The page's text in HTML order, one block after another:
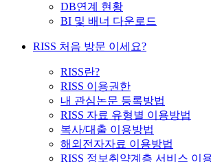
DB연계 현황
BI 및 배너 다운로드
RISS 처음 방문 이세요?
RISS란?
RISS 이용권한
내 관심논문 등록방법
RISS 자료 유형별 이용방법
복사/대출 이용방법
해외전자자료 이용방법
RISS 정보취약계층 서비스 이